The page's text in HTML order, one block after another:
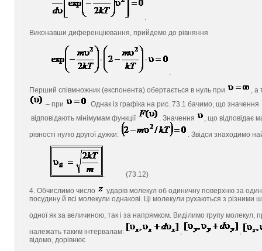
.
Виконавши диференціювання, прийдемо до рівняння
.
Перший співмножник (експонента) обертається в нуль при
, а
– при
. Однак із графіка на рис. 73.1 бачимо, що значення
відповідають мінімумам функції
. Значення
, що відповідає
рівності нулю другої дужки:
. Звідси знаходимо
. (73.12)
4. Обчислимо число
ударів молекул об одиничну поверхню за
посудину й всі молекули однакові. Ці молекули рухаються з різними
одної як за величиною, так і за напрямком. Виділимо групу молекул,
належать таким інтервалам:
,
,
відомо, дорівнює